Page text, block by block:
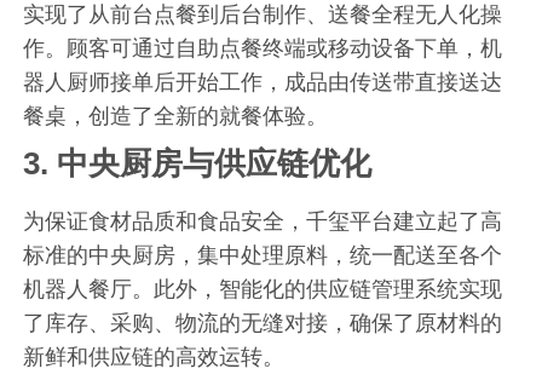
实现了从前台点餐到后台制作、送餐全程无人化操
作。顾客可通过自助点餐终端或移动设备下单，机
器人厨师接单后开始工作，成品由传送带直接送达
餐桌，创造了全新的就餐体验。
3. 中央厨房与供应链优化
为保证食材品质和食品安全，千玺平台建立起了高
标准的中央厨房，集中处理原料，统一配送至各个
机器人餐厅。此外，智能化的供应链管理系统实现
了库存、采购、物流的无缝对接，确保了原材料的
新鲜和供应链的高效运转。